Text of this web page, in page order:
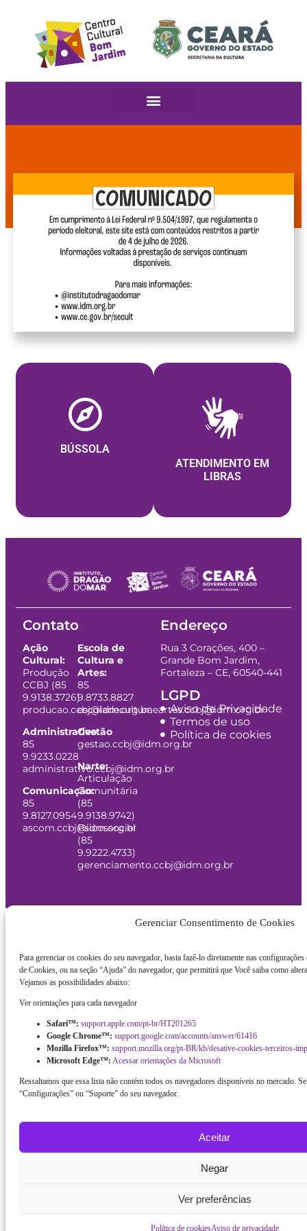
Gerenciar Consentimento de Cookies
Para gerenciar os cookies do seu navegador, basta fazê-lo diretamente nas configurações
de Cookies, ou na seção “Ajuda” do navegador, que permitirá que Você saiba como
Vejamos as possibilidades abaixo:
Ver orientações para cada navegador
Safari™: support.apple.com/pt-br/HT201265
Google Chrome™: support.google.com/accounts/answer/61416
Mozilla Firefox™: support.mozilla.org/pt-BR/kb/desative-cookies-terceiros-
Microsoft Edge™: Acessar orientações da Microsoft
Ressaltamos que essa lista não contém todos os navegadores disponíveis no mercado.
“Configurações” ou “Suporte” do seu navegador.
Aceitar
Negar
Ver preferências
Política de cookiesAviso de privacidade
BÚSSOLA
ATENDIMENTO EM
LIBRAS
Contato
Ação
Cultural:
Produção
CCBJ (85
9.9138.3726)
producao.ccbj@idm.org.br
Administrativo:
85
9.9233.0228
administrativo.ccbj@idm.org.br
Comunicação:
85
9.8127.0954
ascom.ccbj@idm.org.br
Escola de
Cultura e
Artes:
85
9.8733.8827
escoladeculturaeartes.ccbj@idm.org.br
Gestão
gestao.ccbj@idm.org.br
Narte:
Articulação
Comunitária
(85
9.9138.9742)
Psicossocial
(85
9.9222.4733)
gerenciamento.ccbj@idm.org.br
Endereço
Rua 3 Corações, 400 –
Grande Bom Jardim,
Fortaleza – CE, 60540-441
LGPD
Aviso de Privacidade
Termos de uso
Política de cookies